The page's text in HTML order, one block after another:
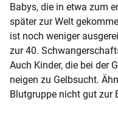
Babys, die in etwa zum
später zur Welt
ist noch weniger
zur 40.
Auch Kinder, die bei der
neigen zu Gelbsucht.
Blutgruppe nicht gut zur